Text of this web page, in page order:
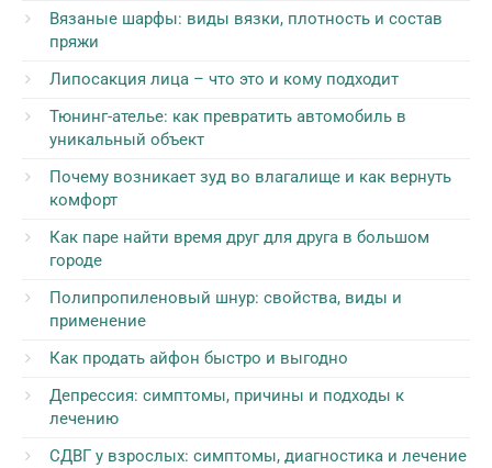
Вязаные шарфы: виды вязки, плотность и состав
пряжи
Липосакция лица – что это и кому подходит
Тюнинг-ателье: как превратить автомобиль в
уникальный объект
Почему возникает зуд во влагалище и как вернуть
комфорт
Как паре найти время друг для друга в большом
городе
Полипропиленовый шнур: свойства, виды и
применение
Как продать айфон быстро и выгодно
Депрессия: симптомы, причины и подходы к
лечению
СДВГ у взрослых: симптомы, диагностика и лечение